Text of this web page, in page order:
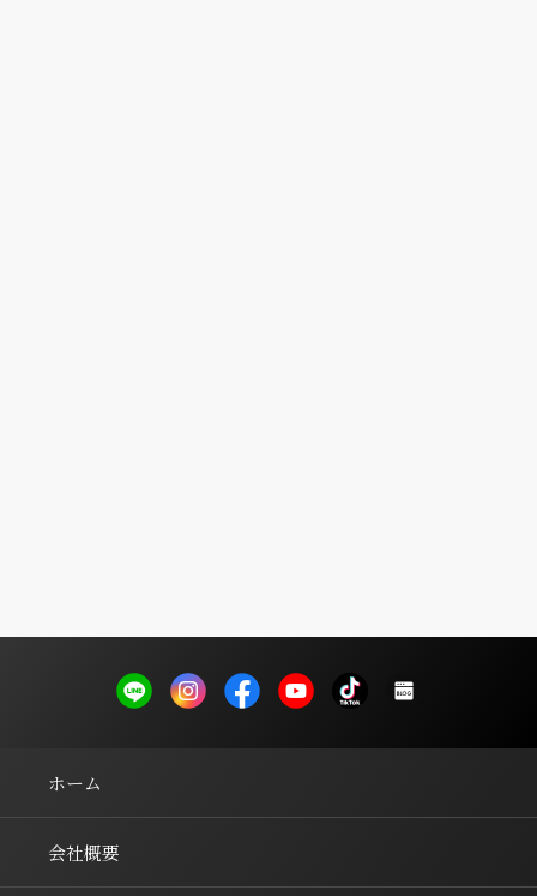
ホーム
会社概要